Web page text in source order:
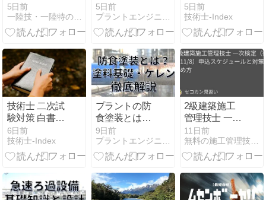
5日前
一陸技・一陸特のﾑｾﾝﾎﾞｰﾔ!!
下腐食）と
は？発生メカ
ニズムと防食
理対策につい
て解説
5日前
年度の試験問
題がすべて公
表！ 試験傾向
5日前
技術士-Index
技術士 二次試
験対策 白書を
制する者が技
術士試験を制
す 今この時だ
う！
6日前
技術士-Index
プラントの防
食塗装とは？
塗料の基礎か
ら素地調整(ケ
レン)・膜厚管
説
9日前
2級建築施工
管理技士 一次
検定（後期
11/8）申込ス
ケジュールと
11日前